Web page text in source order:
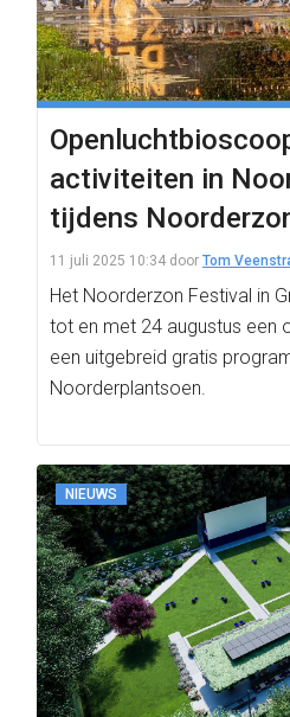
activiteiten in
tijdens
11 juli 2025 10:34 door Tom
Het Noorderzon Festival in
tot en met 24 augustus een
een uitgebreid gratis
Noorderplantsoen.
NIEUWS